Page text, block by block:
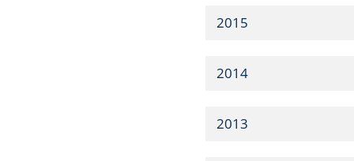
2015
2014
2013